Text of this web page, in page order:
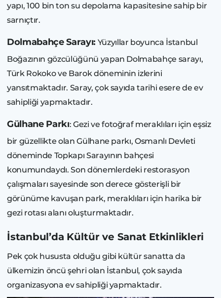
yapı, 100 bin ton su depolama kapasitesine sahip bir
sarnıçtır.
Dolmabahçe Sarayı: Yüzyıllar boyunca İstanbul
Boğazının gözcülüğünü yapan Dolmabahçe sarayı,
Türk Rokoko ve Barok döneminin izlerini
yansıtmaktadır. Saray, çok sayıda tarihi esere de ev
sahipliği yapmaktadır.
Gülhane Parkı: Gezi ve fotoğraf meraklıları için eşsiz
bir güzellikte olan Gülhane parkı, Osmanlı Devleti
döneminde Topkapı Sarayının bahçesi
konumundaydı. Son dönemlerdeki restorasyon
çalışmaları sayesinde son derece gösterişli bir
görünüme kavuşan park, meraklıları için harika bir
gezi rotası alanı oluşturmaktadır.
İstanbul’da Kültür ve Sanat Etkinlikleri
Pek çok hususta olduğu gibi kültür sanatta da
ülkemizin öncü şehri olan İstanbul, çok sayıda
organizasyona ev sahipliği yapmaktadır.